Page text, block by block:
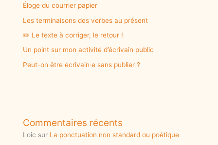
Éloge du courrier papier
Les terminaisons des verbes au présent
✏️ Le texte à corriger, le retour !
Un point sur mon activité d’écrivain public
Peut-on être écrivain·e sans publier ?
Commentaires récents
Loic sur La ponctuation non standard ou poétique